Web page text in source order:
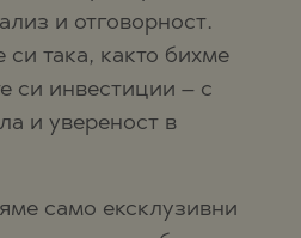
и отговорност.
така, както бихме
си инвестиции – с
и увереност в
само ексклузивни